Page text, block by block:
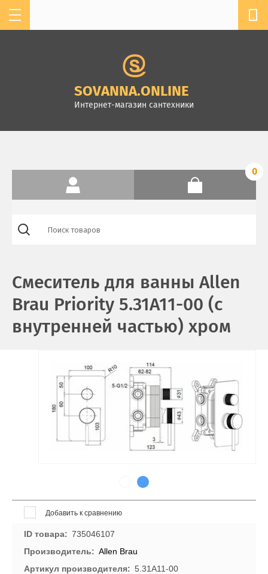
SOVANNA.ONLINE
Интернет-магазин сантехники
0
Смеситель для ванны Allen
Brau Priority 5.31A11-00 (с
внутренней частью) хром
Добавить к сравнению
ID товара
735046107
Производитель
Allen Brau
Артикул производителя
5.31A11-00
г. Санкт-Петербург,
Комендантский пр.4, ТК